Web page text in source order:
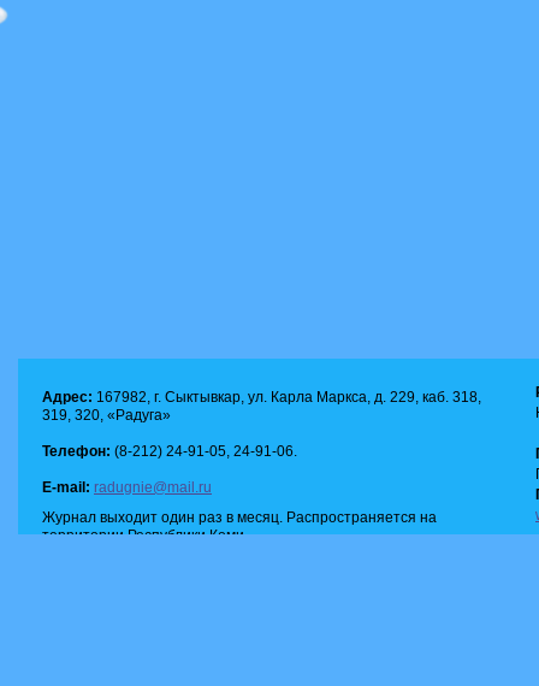
Адрес: 167982, г. Сыктывкар, ул. Карла Маркса, д. 229, каб. 318,
319, 320, «Радуга»
Телефон: (8-212) 24-91-05, 24-91-06.
E-mail: radugnie@mail.ru
Журнал выходит один раз в месяц. Распространяется на
территории Республики Коми.